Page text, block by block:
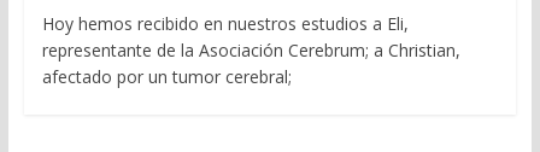
Hoy hemos recibido en nuestros estudios a Eli,
representante de la Asociación Cerebrum; a Christian,
afectado por un tumor cerebral;